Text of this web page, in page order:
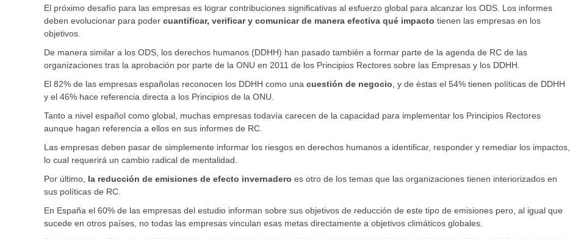
El próximo desafío para las empresas es lograr contribuciones significativas al esfuerzo global para alcanzar los ODS. Los informes
deben evolucionar para poder cuantificar, verificar y comunicar de manera efectiva qué impacto tienen las empresas en los
objetivos.
De manera similar a los ODS, los derechos humanos (DDHH) han pasado también a formar parte de la agenda de RC de las
organizaciones tras la aprobación por parte de la ONU en 2011 de los Principios Rectores sobre las Empresas y los DDHH.
El 82% de las empresas españolas reconocen los DDHH como una cuestión de negocio, y de éstas el 54% tienen políticas de DDHH
y el 46% hace referencia directa a los Principios de la ONU.
Tanto a nivel español como global, muchas empresas todavía carecen de la capacidad para implementar los Principios Rectores
aunque hagan referencia a ellos en sus informes de RC.
Las empresas deben pasar de simplemente informar los riesgos en derechos humanos a identificar, responder y remediar los impactos,
lo cual requerirá un cambio radical de mentalidad.
Por último, la reducción de emisiones de efecto invernadero es otro de los temas que las organizaciones tienen interiorizados en
sus políticas de RC.
En España el 60% de las empresas del estudio informan sobre sus objetivos de reducción de este tipo de emisiones pero, al igual que
sucede en otros países, no todas las empresas vinculan esas metas directamente a objetivos climáticos globales.